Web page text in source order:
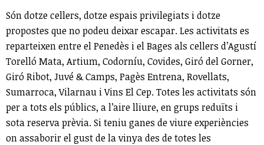
Són dotze cellers, dotze espais privilegiats i dotze
propostes que no podeu deixar escapar. Les activitats es
reparteixen entre el Penedès i el Bages als cellers d’Agustí
Torelló Mata, Artium, Codorníu, Covides, Giró del Gorner,
Giró Ribot, Juvé & Camps, Pagès Entrena, Rovellats,
Sumarroca, Vilarnau i Vins El Cep. Totes les activitats són
per a tots els públics, a l’aire lliure, en grups reduïts i
sota reserva prèvia. Si teniu ganes de viure experiències
on assaborir el gust de la vinya des de totes les